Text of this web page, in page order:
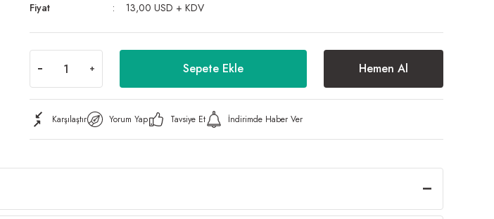
Fiyat
13,00 USD + KDV
Sepete Ekle Hemen Al
Karşılaştır Yorum Yap Tavsiye Et İndirimde Haber Ver